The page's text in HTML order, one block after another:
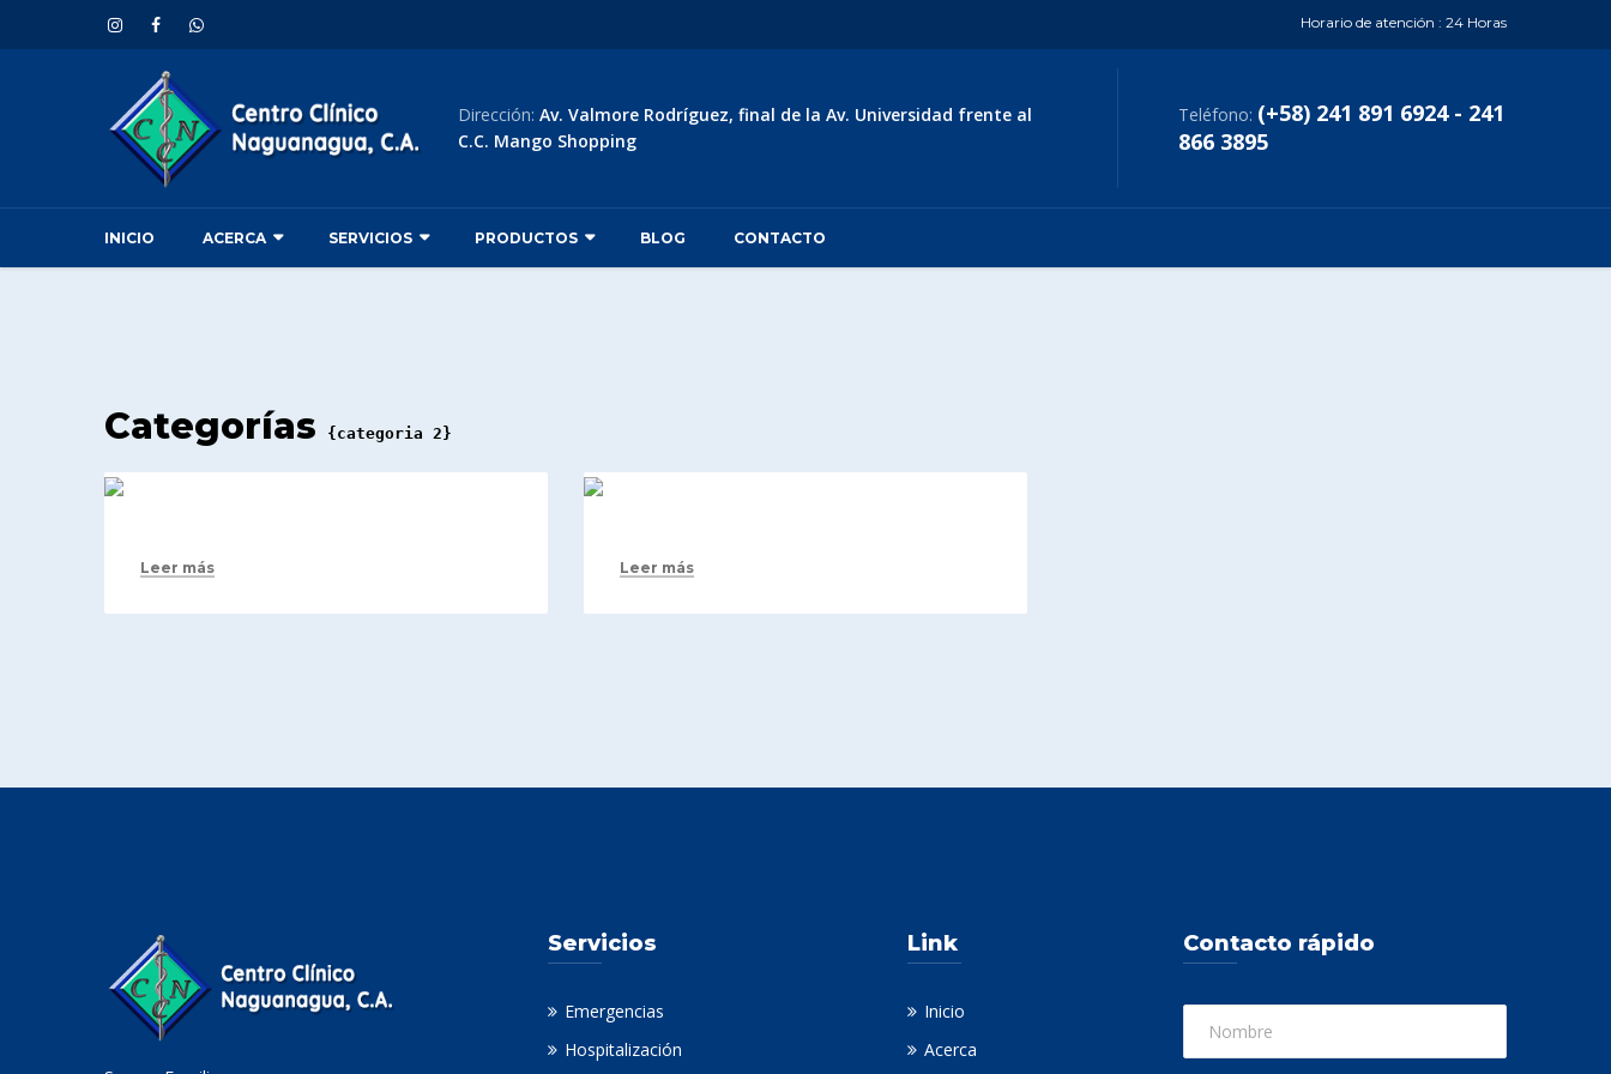
Horario de atención : 24 Horas
Dirección: Av. Valmore Rodríguez, final de la Av. Universidad frente al
C.C. Mango Shopping
Teléfono: (+58) 241 891 6924 - 241
866 3895
INICIO ACERCA SERVICIOS PRODUCTOS BLOG CONTACTO
Categorías {categoria 2}
Leer más Leer más
Servicios
Emergencias
Hospitalización
Link
Inicio
Acerca
Contacto rápido